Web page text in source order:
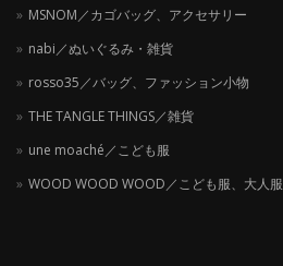
MSNOM／カゴバッグ、アクセサリー
nabi／ぬいぐるみ・雑貨
rosso35／バッグ、ファッション小物
THE TANGLE THINGS／雑貨
une moaché／こども服
WOOD WOOD WOOD／こども服、大人服